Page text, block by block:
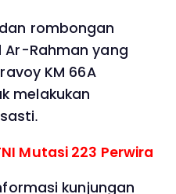
rombongan
Ar-Rahman yang
KM 66A
melakukan
Mutasi 223 Perwira
kunjungan